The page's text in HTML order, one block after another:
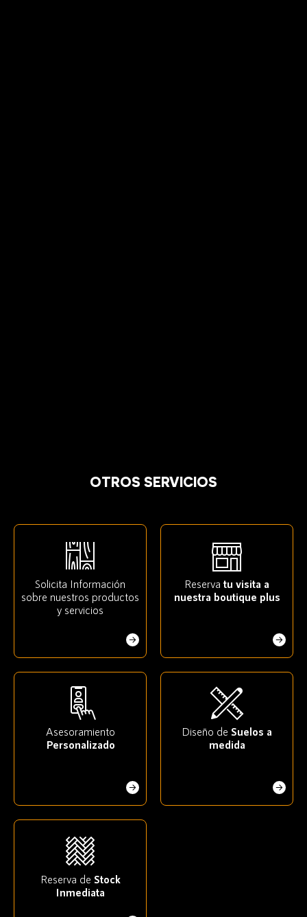
OTROS SERVICIOS
Solicita Información
sobre nuestros productos
y servicios
Reserva tu visita a
nuestra boutique plus
Asesoramiento
Personalizado
Diseño de Suelos a
medida
Reserva de Stock
Inmediata